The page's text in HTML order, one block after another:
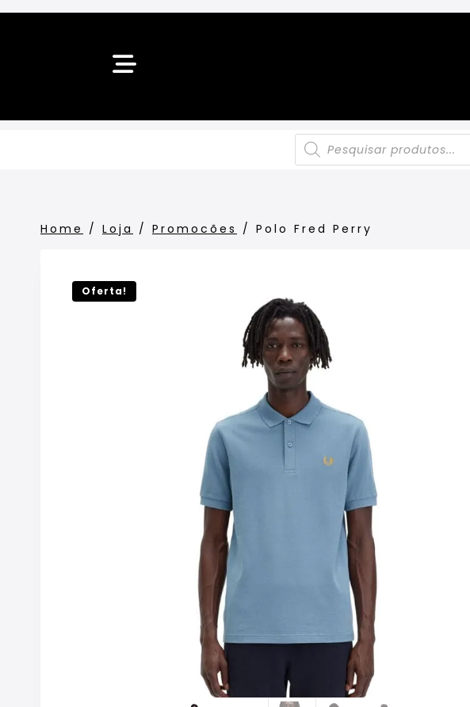
Home / Loja / Promocões / Polo Fred Perry
Oferta!